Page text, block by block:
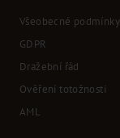
Všeobecné podmínky
GDPR
Dražební řád
Ověření totožnosti
AML